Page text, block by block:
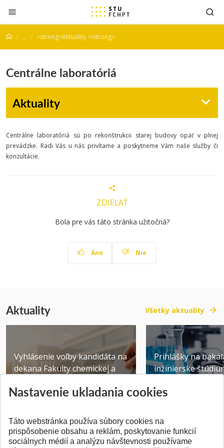
Prejsť na obsah
... <strong>Aktuality </strong>
Centrálne laboratóriá
Aktuality
Centrálne laboratóriá sú po rekonštrukcii starej budovy opäť v plnej
prevádzke. Radi Vás u nás privítame a poskytneme Vám naše služby či
konzultácie.
ZDIEĽAŤ
Bola pre vás táto stránka užitočná?
Áno Nie
Aktuality Všetky aktuality
Vyhlásenie voľby kandidáta na
dekana Fakulty chemickej a
Publikované 31.07.2026
Prihlášky na
inžinierske
Publikované
Nastavenie ukladania cookies
Táto webstránka používa súbory cookies na
prispôsobenie obsahu a reklám, poskytovanie funkcií
sociálnych médií a analýzu návštevnosti používame